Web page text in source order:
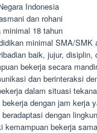
Indonesia
dan rohani
minimal 18 tahun
minimal SMA/SMK
baik, jujur, disiplin,
bekerja secara
dan berinteraksi
dalam situasi
bekerja dengan jam kerja
beradaptasi dengan
kemampuan bekerja